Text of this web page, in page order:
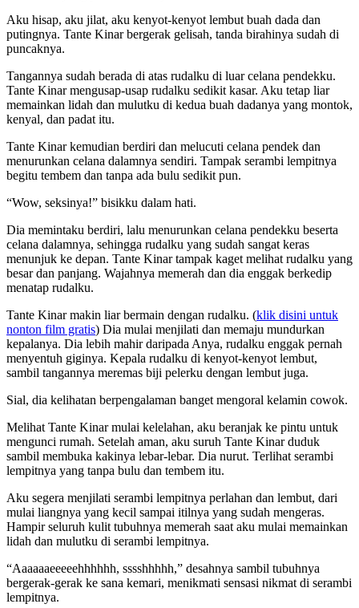
Aku hisap, aku jilat, aku kenyot-kenyot lembut buah dada dan
putingnya. Tante Kinar bergerak gelisah, tanda birahinya sudah di
puncaknya.
Tangannya sudah berada di atas rudalku di luar celana pendekku.
Tante Kinar mengusap-usap rudalku sedikit kasar. Aku tetap liar
memainkan lidah dan mulutku di kedua buah dadanya yang montok,
kenyal, dan padat itu.
Tante Kinar kemudian berdiri dan melucuti celana pendek dan
menurunkan celana dalamnya sendiri. Tampak serambi lempitnya
begitu tembem dan tanpa ada bulu sedikit pun.
“Wow, seksinya!” bisikku dalam hati.
Dia memintaku berdiri, lalu menurunkan celana pendekku beserta
celana dalamnya, sehingga rudalku yang sudah sangat keras
menunjuk ke depan. Tante Kinar tampak kaget melihat rudalku yang
besar dan panjang. Wajahnya memerah dan dia enggak berkedip
menatap rudalku.
Tante Kinar makin liar bermain dengan rudalku. (klik disini untuk
nonton film gratis) Dia mulai menjilati dan memaju mundurkan
kepalanya. Dia lebih mahir daripada Anya, rudalku enggak pernah
menyentuh giginya. Kepala rudalku di kenyot-kenyot lembut,
sambil tangannya meremas biji pelerku dengan lembut juga.
Sial, dia kelihatan berpengalaman banget mengoral kelamin cowok.
Melihat Tante Kinar mulai kelelahan, aku beranjak ke pintu untuk
mengunci rumah. Setelah aman, aku suruh Tante Kinar duduk
sambil membuka kakinya lebar-lebar. Dia nurut. Terlihat serambi
lempitnya yang tanpa bulu dan tembem itu.
Aku segera menjilati serambi lempitnya perlahan dan lembut, dari
mulai liangnya yang kecil sampai itilnya yang sudah mengeras.
Hampir seluruh kulit tubuhnya memerah saat aku mulai memainkan
lidah dan mulutku di serambi lempitnya.
“Aaaaaaeeeeehhhhhh, sssshhhhh,” desahnya sambil tubuhnya
bergerak-gerak ke sana kemari, menikmati sensasi nikmat di serambi
lempitnya.